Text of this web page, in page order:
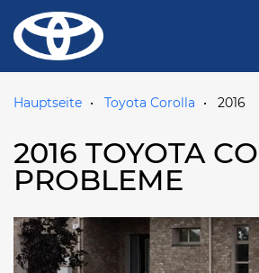
Hauptseite Toyota Corolla 2016
2016 TOYOTA
PROBLEME